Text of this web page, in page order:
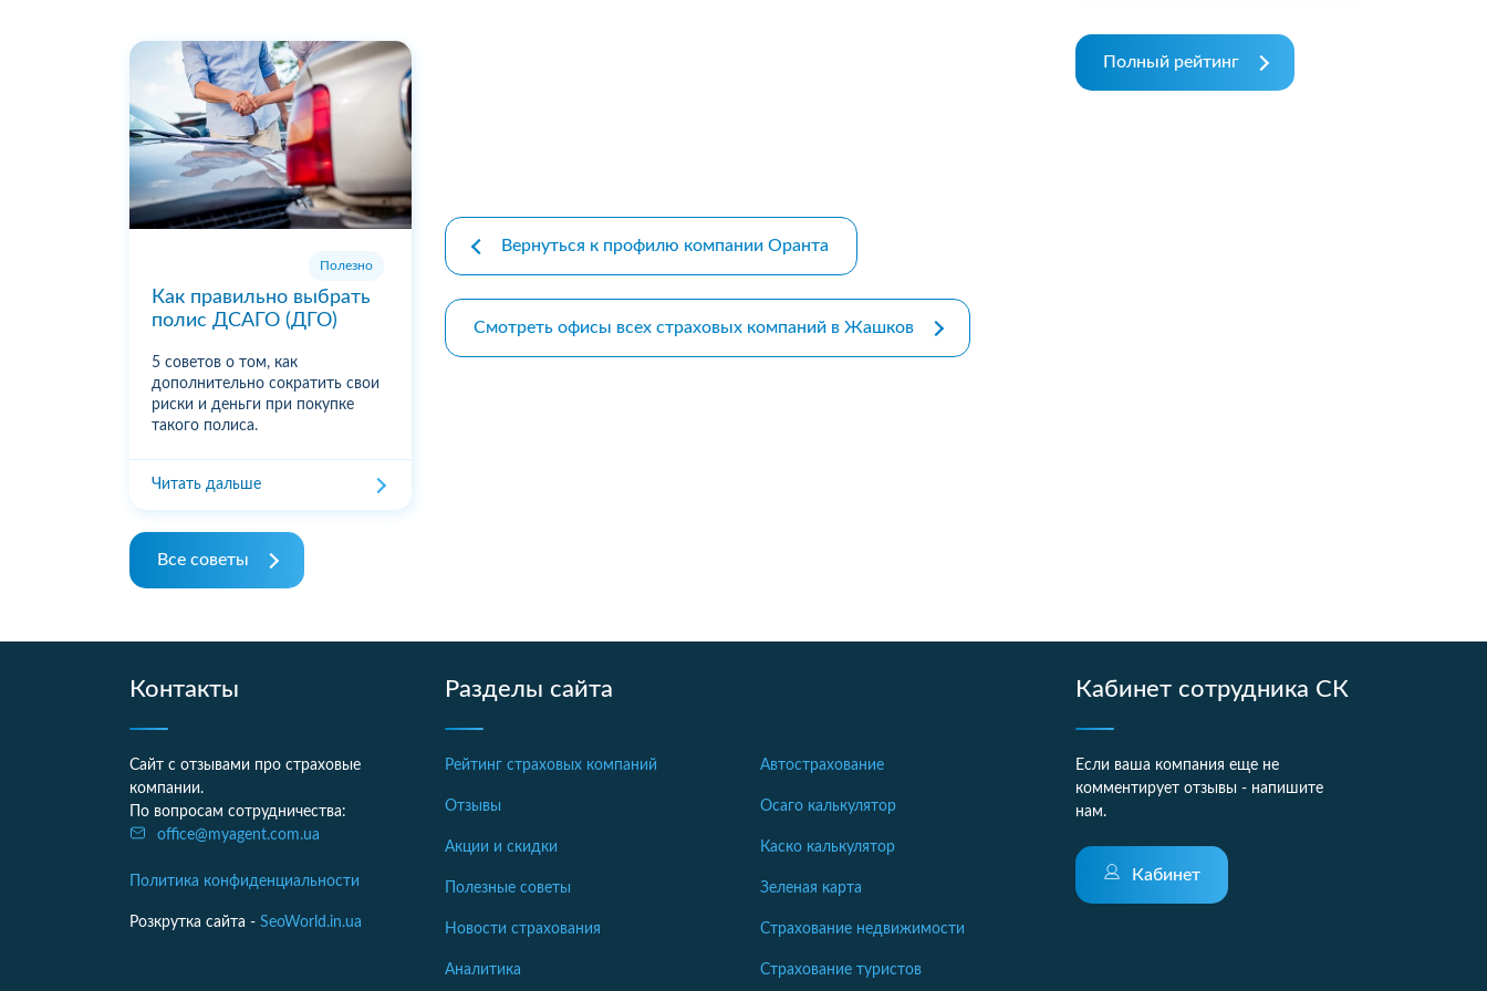
Полезно
Как правильно выбрать
полис ДСАГО (ДГО)
5 советов о том, как
дополнительно сократить свои
риски и деньги при покупке
такого полиса.
Читать дальше
Все советы
Вернуться к профилю компании Оранта
Смотреть офисы всех страховых компаний в Жашков
Полный рейтинг
Контакты
Сайт с отзывами про страховые
компании.
По вопросам сотрудничества:
office@myagent.com.ua
Политика конфиденциальности
Розкрутка сайта - SeoWorld.in.ua
Разделы сайта
Рейтинг страховых компаний
Отзывы
Акции и скидки
Полезные советы
Новости страхования
Аналитика
Автострахование
Осаго калькулятор
Каско калькулятор
Зеленая карта
Страхование недвижимости
Страхование туристов
Кабинет сотрудника СК
Если ваша компания еще не
комментирует отзывы - напишите
нам.
Кабинет